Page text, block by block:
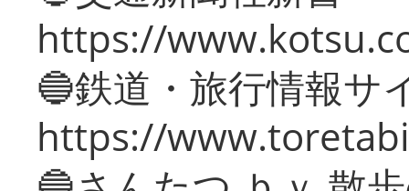
https://
🔵鉄道・旅行情報サ
https://